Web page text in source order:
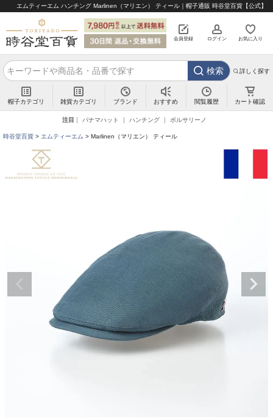
エムティーエム ハンチング Marlinen（マリエン） ティール｜帽子通販 時谷堂百貨【公式】
会員登録 ログイン お気に入り
検索 詳しく探す
帽子カテゴリ 雑貨カテゴリ ブランド おすすめ 閲覧履歴 カート確認
注目 パナマハット ハンチング ボルサリーノ
時谷堂百貨 エムティーエム Marlinen（マリエン） ティール